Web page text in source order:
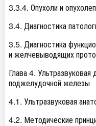
3.3.4. Опухоли и
3.4. Диагностика
3.5. Диагностика
и желчевыводящих
Глава 4. Ультразвуковая
поджелудочной железы
4.1. Ультразвуковая
4.2. Методические